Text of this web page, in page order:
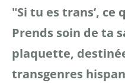
"Si tu es trans’, ce
Prends soin de ta
plaquette,
transgenres